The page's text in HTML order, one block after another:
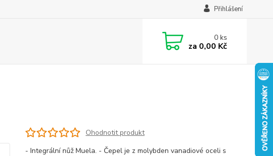
Přihlášení
0ks
za 0,00 Kč
Ohodnotit produkt
- Integrální nůž Muela. - Čepel je z molybden vanadiové oceli s